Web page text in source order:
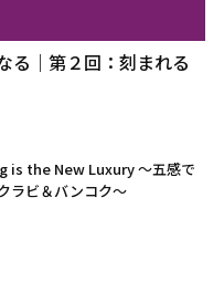
る｜第２回：刻まれる
is the New Luxury ～五感で
ラビ＆バンコク～